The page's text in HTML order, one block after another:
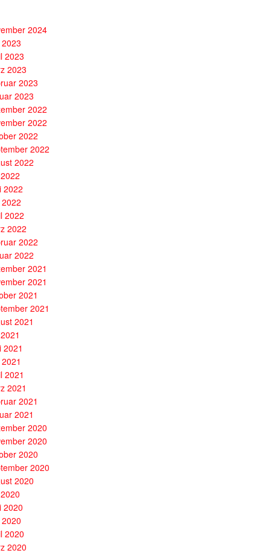
2024
2023
2023
2023
2023
2022
2022
2022
2022
2022
2022
2022
2022
2022
2022
2021
2021
2021
2021
2021
2021
2021
2021
2021
2021
2020
2020
2020
2020
2020
2020
2020
2020